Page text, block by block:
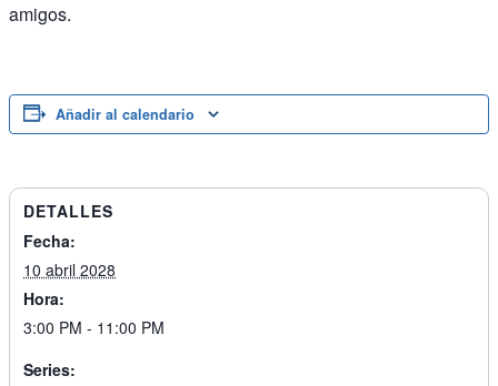
amigos.
Añadir al calendario
DETALLES
Fecha:
10 abril 2028
Hora:
3:00 PM - 11:00 PM
Series: